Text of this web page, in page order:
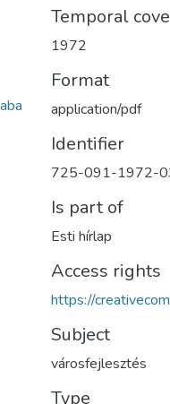
Temporal
1972
Format
application/pdf
Identifier
725-091-1972-
Is part of
Esti hírlap
Access rights
https://
Subject
városfejlesztés
Type